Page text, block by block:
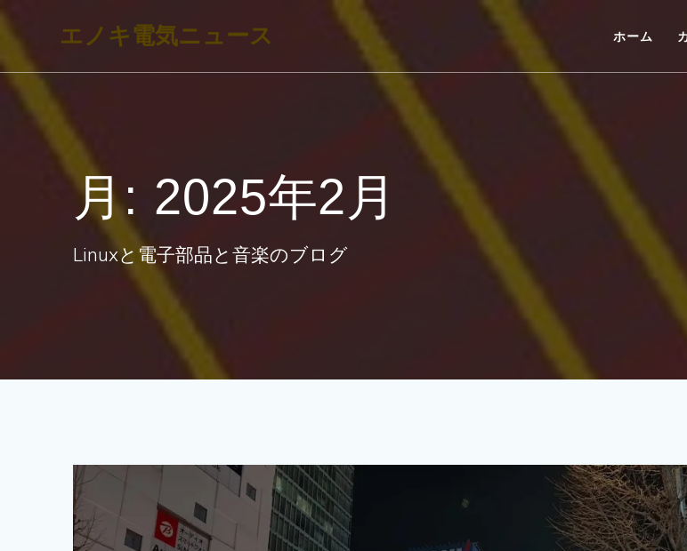
コ
テ
エノキ電気ニュース ホーム
月: 2025年2月
Linuxと電子部品と音楽のブログ